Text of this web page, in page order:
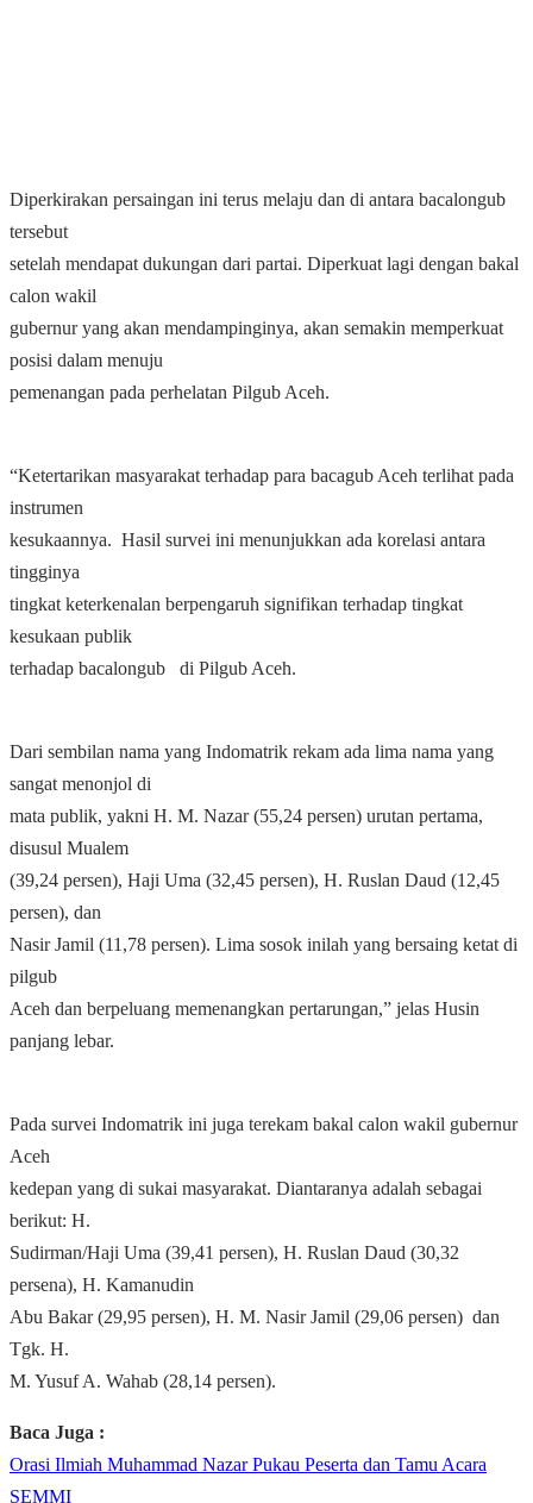
Diperkirakan persaingan ini terus melaju dan di antara bacalongub
tersebut
setelah mendapat dukungan dari partai. Diperkuat lagi dengan bakal
calon wakil
gubernur yang akan mendampinginya, akan semakin memperkuat
posisi dalam menuju
pemenangan pada perhelatan Pilgub Aceh.
“Ketertarikan masyarakat terhadap para bacagub Aceh terlihat pada
instrumen
kesukaannya. Hasil survei ini menunjukkan ada korelasi antara
tingginya
tingkat keterkenalan berpengaruh signifikan terhadap tingkat
kesukaan publik
terhadap bacalongub di Pilgub Aceh.
Dari sembilan nama yang Indomatrik rekam ada lima nama yang
sangat menonjol di
mata publik, yakni H. M. Nazar (55,24 persen) urutan pertama,
disusul Mualem
(39,24 persen), Haji Uma (32,45 persen), H. Ruslan Daud (12,45
persen), dan
Nasir Jamil (11,78 persen). Lima sosok inilah yang bersaing ketat di
pilgub
Aceh dan berpeluang memenangkan pertarungan,” jelas Husin
panjang lebar.
Pada survei Indomatrik ini juga terekam bakal calon wakil gubernur
Aceh
kedepan yang di sukai masyarakat. Diantaranya adalah sebagai
berikut: H.
Sudirman/Haji Uma (39,41 persen), H. Ruslan Daud (30,32
persena), H. Kamanudin
Abu Bakar (29,95 persen), H. M. Nasir Jamil (29,06 persen) dan
Tgk. H.
M. Yusuf A. Wahab (28,14 persen).
Baca Juga :
Orasi Ilmiah Muhammad Nazar Pukau Peserta dan Tamu Acara
SEMMI